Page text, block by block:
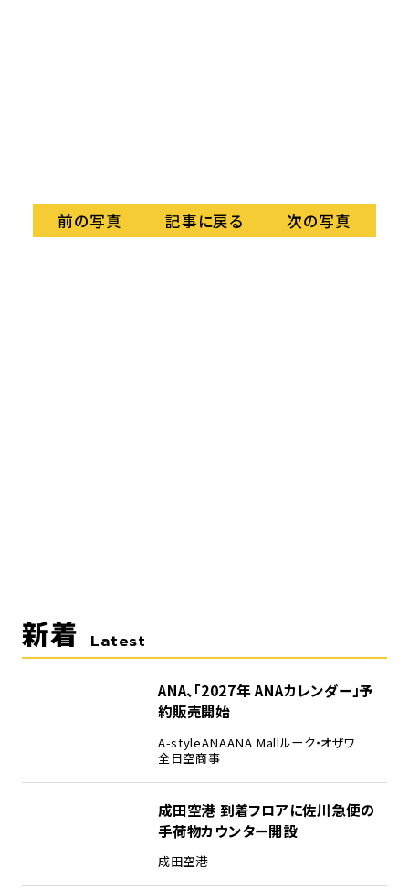
前の写真 記事に戻る 次の写真
新着 Latest
ANA、「2027年 ANAカレンダー」予
約販売開始
A-styleANAANA Mallルーク・オザワ
全日空商事
成田空港 到着フロアに佐川急便の
手荷物カウンター開設
成田空港